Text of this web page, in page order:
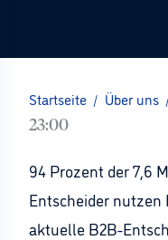
Startseite / Über uns
23:00
94 Prozent der 7,6
Entscheider nutzen
aktuelle B2B-